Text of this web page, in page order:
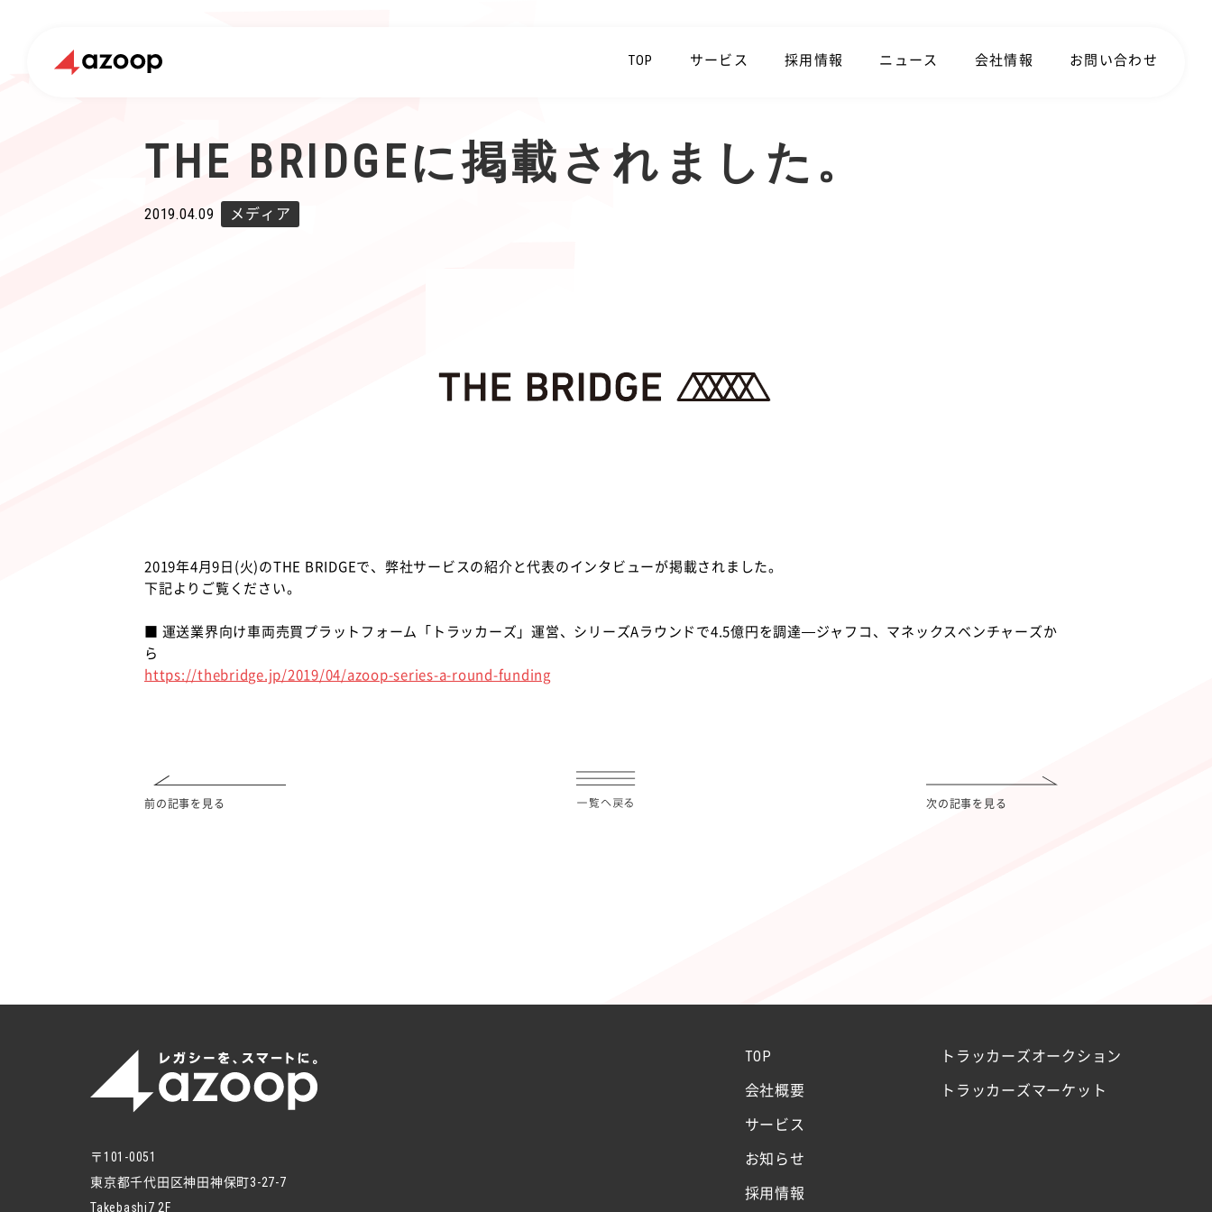
TOP サービス 採用情報 ニュース 会社情報 お問い合わせ
THE BRIDGEに掲載されました。
2019.04.09 メディア
2019年4月9日(火)のTHE BRIDGEで、弊社サービスの紹介と代表のインタビューが掲載されました。
下記よりご覧ください。
■ 運送業界向け車両売買プラットフォーム「トラッカーズ」運営、シリーズAラウンドで4.5億円を調達—ジャフコ、マネックスベンチャーズか
ら
https://thebridge.jp/2019/04/azoop-series-a-round-funding
前の記事を見る 次の記事を見る
〒101-0051
東京都千代田区神田神保町3-27-7
Takebashi7 2F
TOP
会社概要
サービス
お知らせ
採用情報
トラッカーズオークション
トラッカーズマーケット